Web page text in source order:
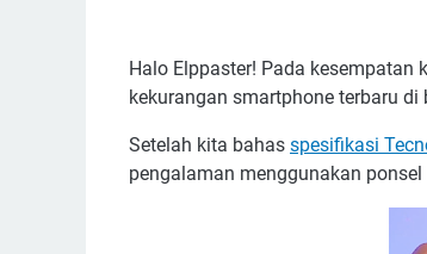
Halo Elppaster! Pada kesempatan
kekurangan smartphone terbaru
Setelah kita bahas spesifikasi
pengalaman menggunakan